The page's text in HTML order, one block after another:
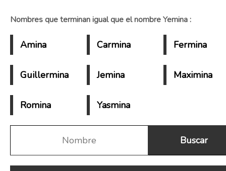
Nombres que terminan igual que el nombre Yemina :
Amina Carmina Fermina
Guillermina Jemina Maximina
Romina Yasmina